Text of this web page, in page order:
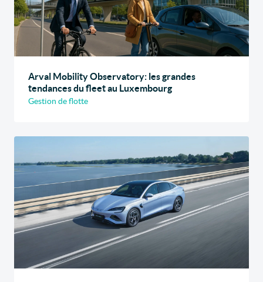
Arval Mobility Observatory: les grandes
tendances du fleet au Luxembourg
Gestion de flotte